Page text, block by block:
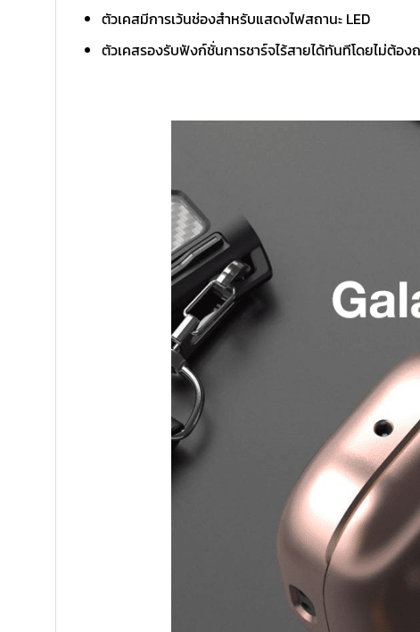
ตัวเคสมีการเว้นช่องสำหรับแสดงไฟสถานะ LED
ตัวเคสรองรับฟังก์ชั่นการชาร์จไร้สายได้ทันทีโดยไม่ต้อง